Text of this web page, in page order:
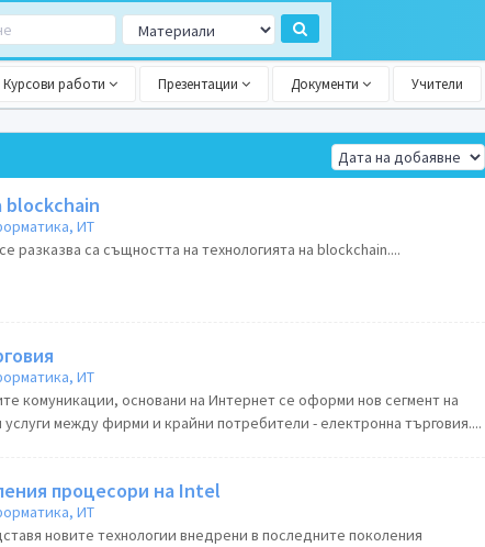
Курсови работи Презентации Документи Учители
blockchain
ИТ
разказва са същността на технологията на blockchain....
ИТ
комуникации, основани на Интернет се оформи нов сегмент на
между фирми и крайни потребители - електронна търговия....
процесори на Intel
ИТ
новите технологии внедрени в последните поколения